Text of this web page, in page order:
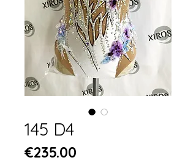
145 D4
€235.00